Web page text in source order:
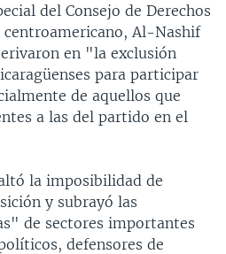
del Consejo de Derechos
centroamericano, Al-Nashif
en "la exclusión
para participar
de aquellos que
a las del partido en el
la imposibilidad de
y subrayó las
de sectores importantes
defensores de